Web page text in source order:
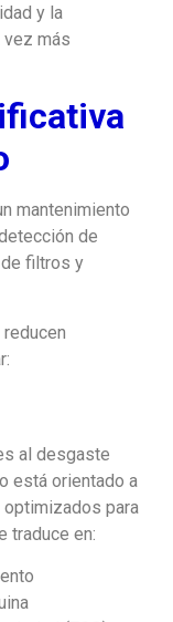
y la
más
mantenimiento
de
filtros y
reducen
al desgaste
está orientado a
para
traduce en: